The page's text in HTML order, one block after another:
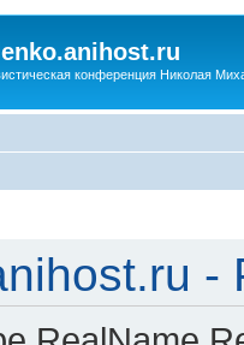
конференция Николая
-